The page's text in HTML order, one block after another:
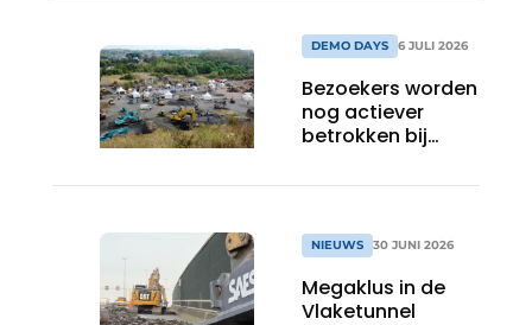
DEMO DAYS 6 JULI 2026
Bezoekers worden
nog actiever
betrokken bij
NIEUWS 30 JUNI 2026
Megaklus in de
Vlaketunnel